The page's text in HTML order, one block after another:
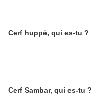
Cerf huppé, qui es-tu ?
Cerf Sambar, qui es-tu ?